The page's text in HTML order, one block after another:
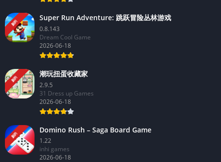
新的
Super Run Adventure: 跳跃冒险丛林游戏
0.8.143
Dream Cool Game
2026-06-18
新的
潮玩扭蛋收藏家
2.9.5
31 Dress up Games
2026-06-18
新的
Domino Rush – Saga Board Game
1.22
inhi games
2026-06-18